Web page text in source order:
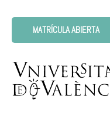
MATRÍCULA ABIERTA